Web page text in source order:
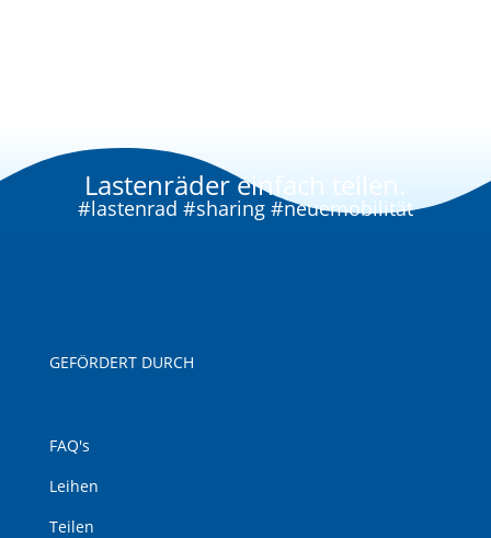
Lastenräder einfach teilen.
#lastenrad #sharing #neuemobilität
GEFÖRDERT DURCH
FAQ's
Leihen
Teilen